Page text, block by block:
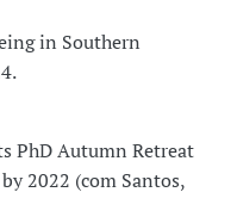
in Southern
PhD Autumn Retreat
2022 (com Santos,